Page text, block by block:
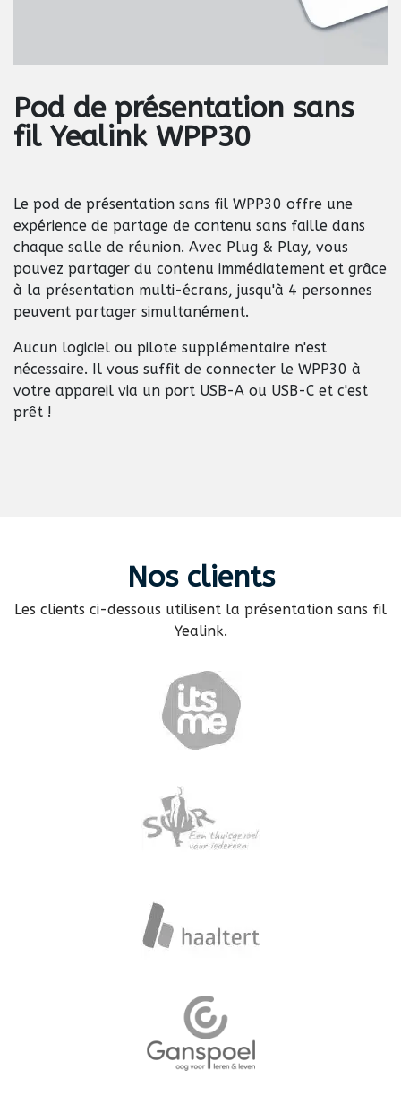
Pod de présentation sans
fil Yealink WPP30
Le pod de présentation sans fil WPP30 offre une
expérience de partage de contenu sans faille dans
chaque salle de réunion. Avec Plug & Play, vous
pouvez partager du contenu immédiatement et grâce
à la présentation multi-écrans, jusqu'à 4 personnes
peuvent partager simultanément.
Aucun logiciel ou pilote supplémentaire n'est
nécessaire. Il vous suffit de connecter le WPP30 à
votre appareil via un port USB-A ou USB-C et c'est
prêt !
Nos clients
Les clients ci-dessous utilisent la présentation sans fil
Yealink.